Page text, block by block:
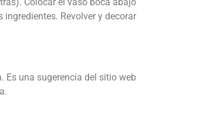
Revolver y decorar
Es una sugerencia del sitio web